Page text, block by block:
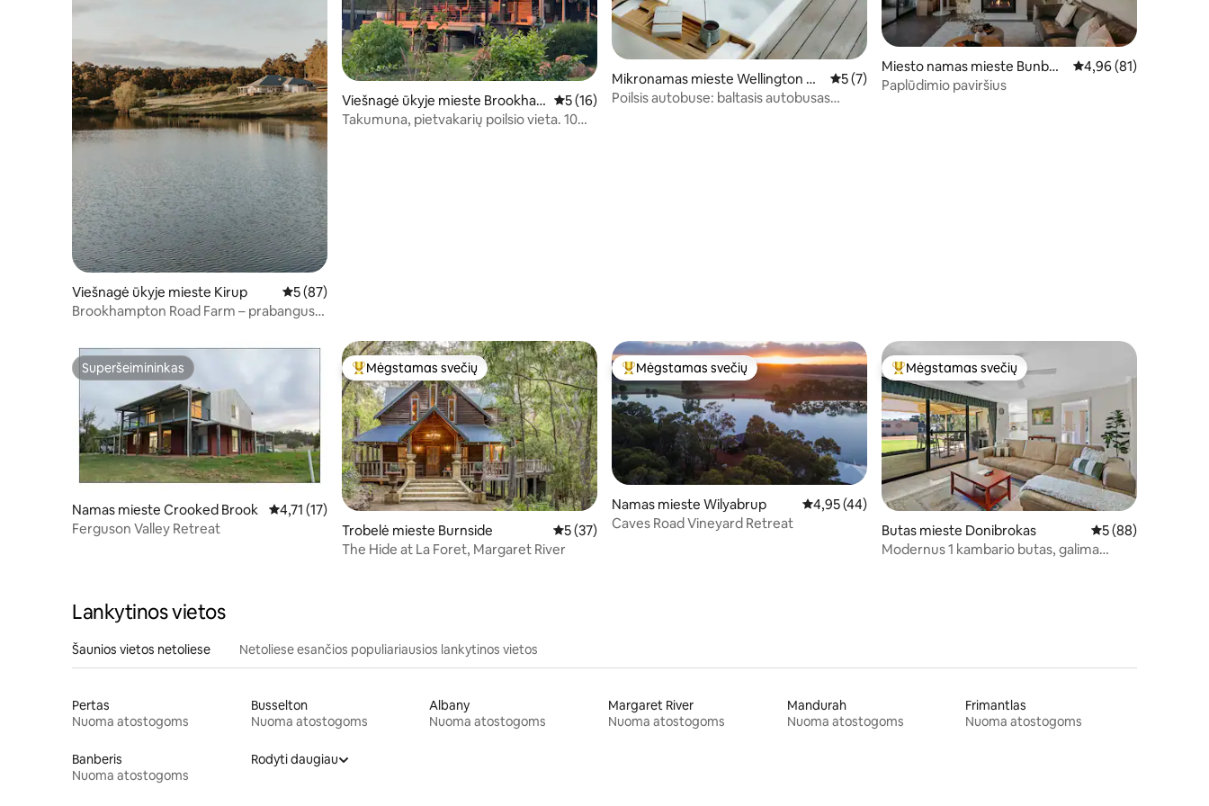
Viešnagė ūkyje mieste Kirup Vidutinis įvertinimas: 5 iš 5, atsiliepimų: 87
5 (87)
Brookhampton Road Farm – prabangus
Viešnagė ūkyje mieste Brookha
mpton
Vidutinis įvertinimas: 5 iš 5, atsiliepimų: 16
5 (16)
Takumuna, pietvakarių poilsio vieta. 10
Mikronamas mieste Wellington Mil
l
Vidutinis įvertinimas: 5 iš 5, atsiliepimų: 7
5 (7)
Poilsis autobuse: baltasis autobusas
Miesto namas mieste Bunbur
y
Vidutinis įvertinimas:
4,96 (81)
Paplūdimio paviršius
Superšeimininkas
Superšeimininkas
Namas mieste Crooked Brook Vidutinis įvertinimas: 4,71 iš 5, atsiliepimų: 17
4,71 (17)
Ferguson Valley Retreat
Svečių mėgstamiausias
Mėgstamas svečių
Trobelė mieste Burnside Vidutinis įvertinimas: 5 iš 5, atsiliepimų: 37
5 (37)
The Hide at La Foret, Margaret River
Svečių mėgstamiausias
Mėgstamas svečių
Namas mieste Wilyabrup Vidutinis įvertinimas: 4,95 iš 5, atsiliepimų: 44
4,95 (44)
Caves Road Vineyard Retreat
Svečių mėgstamiausias
Mėgstamas svečių
Butas mieste Donibrokas Vidutinis
5 (88)
Modernus 1 kambario butas, galima
Lankytinos vietos
Šaunios vietos netoliese Netoliese esančios populiariausios lankytinos vietos
Pertas
Nuoma atostogoms
Busselton
Nuoma atostogoms
Albany
Nuoma atostogoms
Margaret River
Nuoma atostogoms
Mandurah
Nuoma atostogoms
Frimantlas
Nuoma atostogoms
Banberis
Nuoma atostogoms
Rodyti daugiau